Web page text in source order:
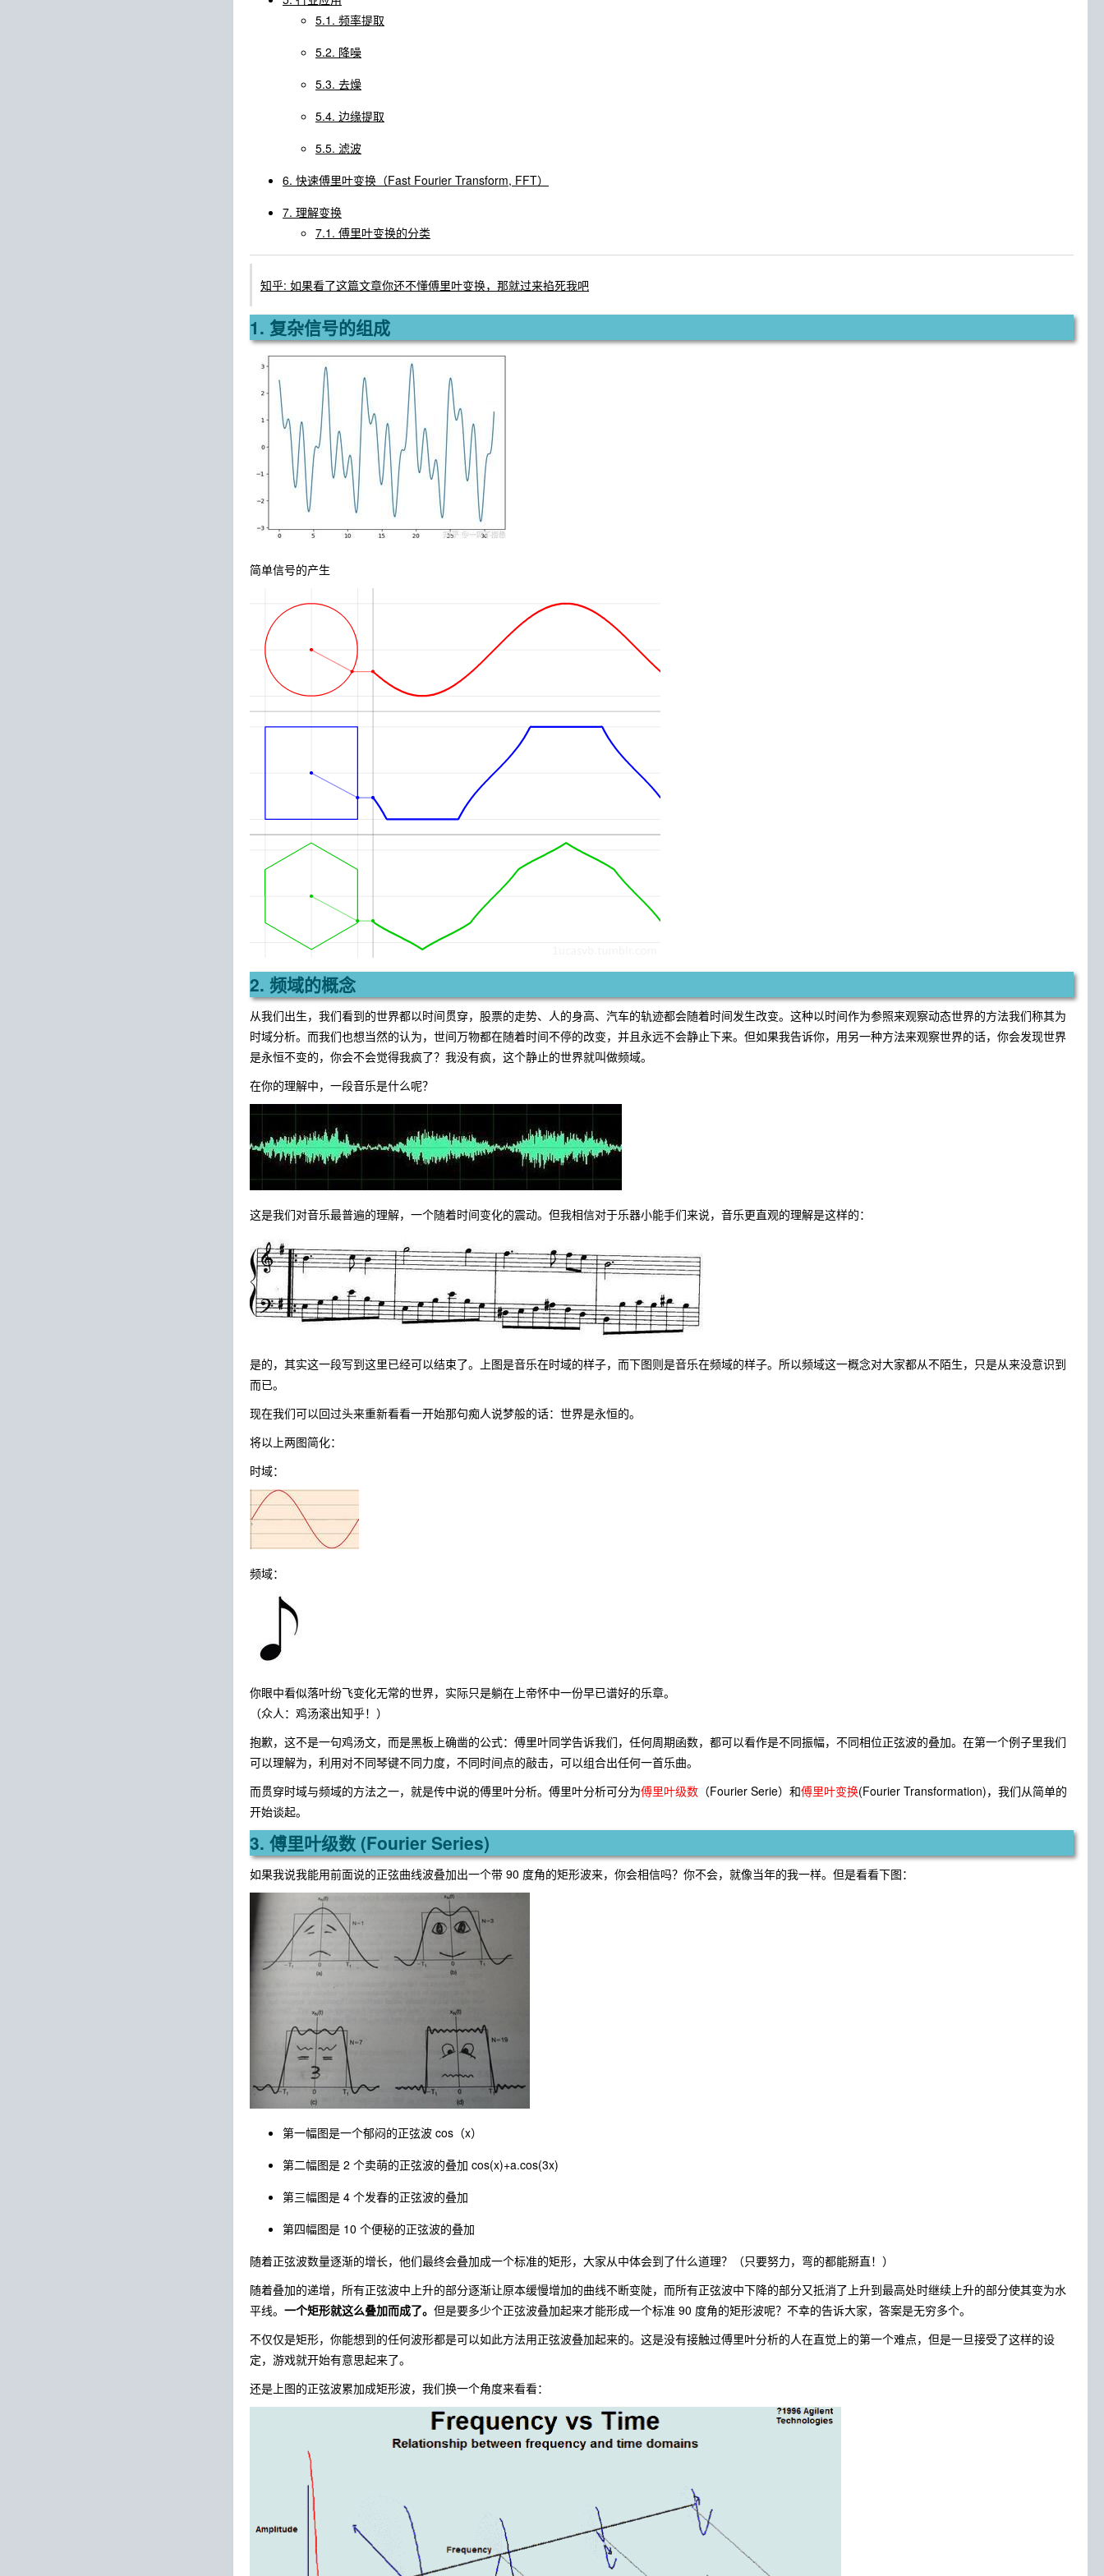
5.1. 频率提取
5.2. 降噪
5.3. 去燥
5.4. 边缘提取
5.5. 滤波
6. 快速傅里叶变换（Fast Fourier Transform, FFT）
7. 理解变换
7.1. 傅里叶变换的分类
知乎: 如果看了这篇文章你还不懂傅里叶变换，那就过来掐死我吧
1. 复杂信号的组成
简单信号的产生
2. 频域的概念
从我们出生，我们看到的世界都以时间贯穿，股票的走势、人的身高、汽车的轨迹都会随着时间发生改变。这种以时间作为参照来观察动态世界的方法我们称其为
时域分析。而我们也想当然的认为，世间万物都在随着时间不停的改变，并且永远不会静止下来。但如果我告诉你，用另一种方法来观察世界的话，你会发现世界
是永恒不变的，你会不会觉得我疯了？我没有疯，这个静止的世界就叫做频域。
在你的理解中，一段音乐是什么呢？
这是我们对音乐最普遍的理解，一个随着时间变化的震动。但我相信对于乐器小能手们来说，音乐更直观的理解是这样的：
是的，其实这一段写到这里已经可以结束了。上图是音乐在时域的样子，而下图则是音乐在频域的样子。所以频域这一概念对大家都从不陌生，只是从来没意识到
而已。
现在我们可以回过头来重新看看一开始那句痴人说梦般的话：世界是永恒的。
将以上两图简化：
时域：
频域：
你眼中看似落叶纷飞变化无常的世界，实际只是躺在上帝怀中一份早已谱好的乐章。
（众人：鸡汤滚出知乎！）
抱歉，这不是一句鸡汤文，而是黑板上确凿的公式：傅里叶同学告诉我们，任何周期函数，都可以看作是不同振幅，不同相位正弦波的叠加。在第一个例子里我们
可以理解为，利用对不同琴键不同力度，不同时间点的敲击，可以组合出任何一首乐曲。
而贯穿时域与频域的方法之一，就是传中说的傅里叶分析。傅里叶分析可分为傅里叶级数 （Fourier Serie）和傅里叶变换(Fourier Transformation)，我们从简单的
开始谈起。
3. 傅里叶级数 (Fourier Series)
如果我说我能用前面说的正弦曲线波叠加出一个带 90 度角的矩形波来，你会相信吗？你不会，就像当年的我一样。但是看看下图：
第一幅图是一个郁闷的正弦波 cos（x）
第二幅图是 2 个卖萌的正弦波的叠加 cos(x)+a.cos(3x)
第三幅图是 4 个发春的正弦波的叠加
第四幅图是 10 个便秘的正弦波的叠加
随着正弦波数量逐渐的增长，他们最终会叠加成一个标准的矩形，大家从中体会到了什么道理？（只要努力，弯的都能掰直！）
随着叠加的递增，所有正弦波中上升的部分逐渐让原本缓慢增加的曲线不断变陡，而所有正弦波中下降的部分又抵消了上升到最高处时继续上升的部分使其变为水
平线。 一个矩形就这么叠加而成了。 但是要多少个正弦波叠加起来才能形成一个标准 90 度角的矩形波呢？不幸的告诉大家，答案是无穷多个。
不仅仅是矩形，你能想到的任何波形都是可以如此方法用正弦波叠加起来的。这是没有接触过傅里叶分析的人在直觉上的第一个难点，但是一旦接受了这样的设
定，游戏就开始有意思起来了。
还是上图的正弦波累加成矩形波，我们换一个角度来看看：